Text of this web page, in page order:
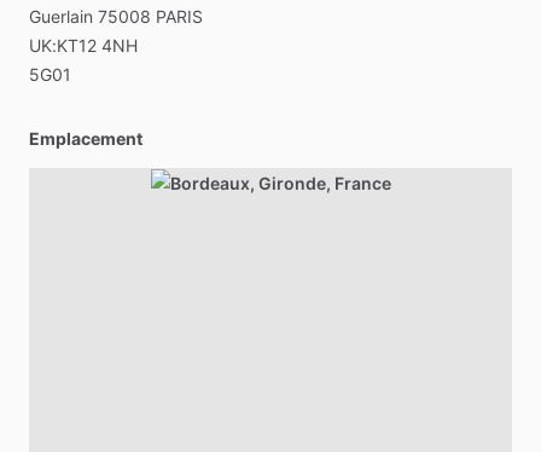
Guerlain 75008 PARIS
UK:KT12 4NH
5G01
Emplacement